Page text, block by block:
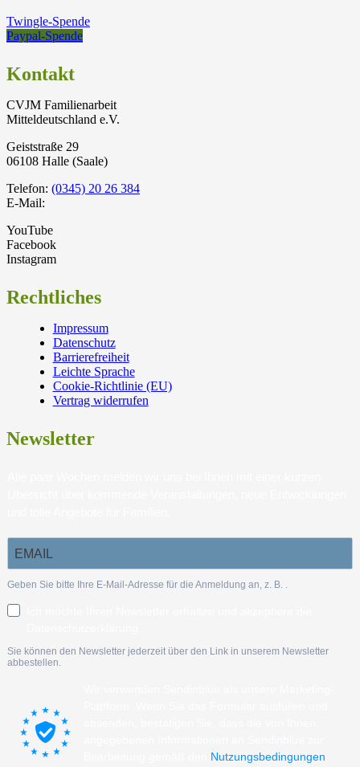
Twingle-Spende
Paypal-Spende
Kontakt
CVJM Familienarbeit
Mitteldeutschland e.V.
Geiststraße 29
06108 Halle (Saale)
Telefon: (0345) 20 26 384
E-Mail:
YouTube
Facebook
Instagram
Rechtliches
Impressum
Datenschutz
Barrierefreiheit
Leichte Sprache
Cookie-Richtlinie (EU)
Vertrag widerrufen
Newsletter
Geben Sie bitte Ihre E-Mail-Adresse für die Anmeldung an, z. B. .
Sie können den Newsletter jederzeit über den Link in unserem Newsletter
abbestellen.
Nutzungsbedingungen